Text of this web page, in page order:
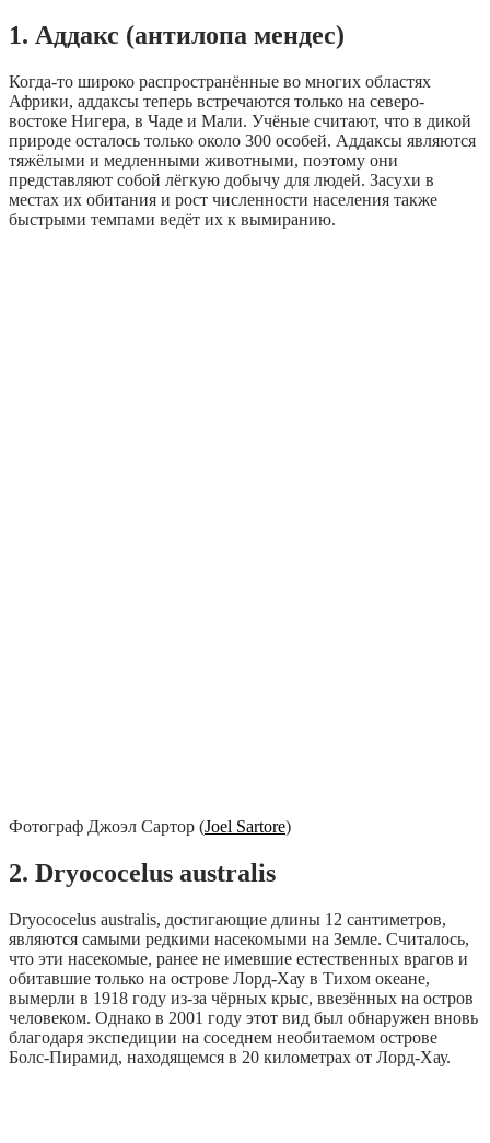
1. Аддакс (антилопа мендес)
Когда-то широко распространённые во многих областях
Африки, аддаксы теперь встречаются только на северо-
востоке Нигера, в Чаде и Мали. Учёные считают, что в дикой
природе осталось только около 300 особей. Аддаксы являются
тяжёлыми и медленными животными, поэтому они
представляют собой лёгкую добычу для людей. Засухи в
местах их обитания и рост численности населения также
быстрыми темпами ведёт их к вымиранию.
Фотограф Джоэл Сартор (Joel Sartore)
2. Dryococelus australis
Dryococelus australis, достигающие длины 12 сантиметров,
являются самыми редкими насекомыми на Земле. Считалось,
что эти насекомые, ранее не имевшие естественных врагов и
обитавшие только на острове Лорд-Хау в Тихом океане,
вымерли в 1918 году из-за чёрных крыс, ввезённых на остров
человеком. Однако в 2001 году этот вид был обнаружен вновь
благодаря экспедиции на соседнем необитаемом острове
Болс-Пирамид, находящемся в 20 километрах от Лорд-Хау.